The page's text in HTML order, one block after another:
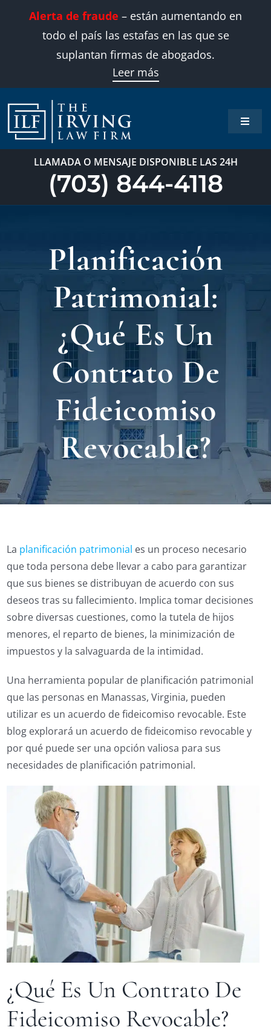
Alerta de fraude – están aumentando en
todo el país las estafas en las que se
suplantan firmas de abogados.
Leer más
Toggle
Inicio
LLAMADA O MENSAJE DISPONIBLE LAS 24H
(703) 844-4118
Planificación
Patrimonial:
¿Qué Es Un
Contrato De
Fideicomiso
Revocable?
La planificación patrimonial es un proceso necesario
que toda persona debe llevar a cabo para garantizar
que sus bienes se distribuyan de acuerdo con sus
deseos tras su fallecimiento. Implica tomar decisiones
sobre diversas cuestiones, como la tutela de hijos
menores, el reparto de bienes, la minimización de
impuestos y la salvaguarda de la intimidad.
Una herramienta popular de planificación patrimonial
que las personas en Manassas, Virginia, pueden
utilizar es un acuerdo de fideicomiso revocable. Este
blog explorará un acuerdo de fideicomiso revocable y
por qué puede ser una opción valiosa para sus
necesidades de planificación patrimonial.
¿Qué Es Un Contrato De
Fideicomiso Revocable?